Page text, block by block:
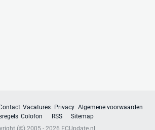
Vacatures Privacy Algemene voorwaarden
Colofon RSS
Sitemap
(©) 2005 - 2026 FCUpdate.nl